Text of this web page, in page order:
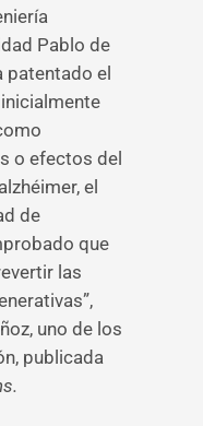
Pablo de
patentado el
o efectos del
el
de
que
las
uno de los
publicada
.